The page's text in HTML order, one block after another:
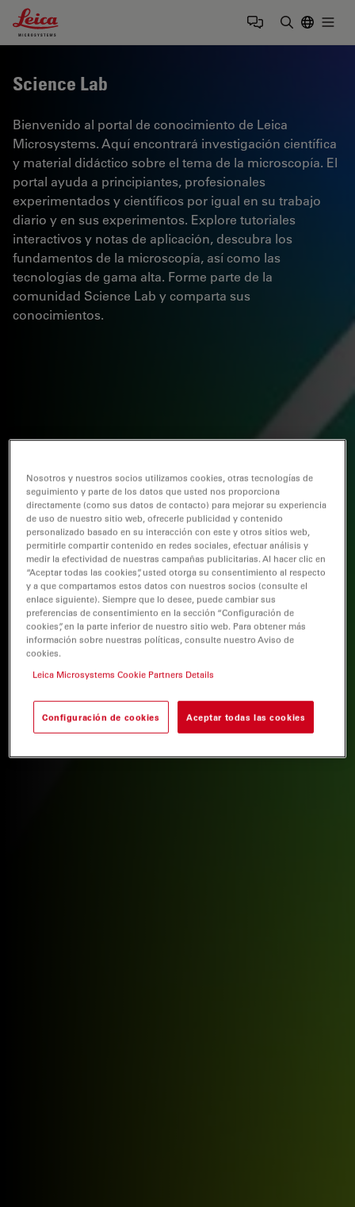
Leica Microsystems Logo
Science Lab
Bienvenido al portal de conocimiento de Leica
Microsystems. Aquí encontrará investigación científica
y material didáctico sobre el tema de la microscopía. El
portal ayuda a principiantes, profesionales
experimentados y científicos por igual en su trabajo
diario y en sus experimentos. Explore tutoriales
interactivos y notas de aplicación, descubra los
fundamentos de la microscopía, así como las
tecnologías de gama alta. Forme parte de la
comunidad Science Lab y comparta sus
conocimientos.
Nosotros y nuestros socios utilizamos cookies, otras tecnologías de
seguimiento y parte de los datos que usted nos proporciona
directamente (como sus datos de contacto) para mejorar su experiencia
de uso de nuestro sitio web, ofrecerle publicidad y contenido
personalizado basado en su interacción con este y otros sitios web,
permitirle compartir contenido en redes sociales, efectuar análisis y
medir la efectividad de nuestras campañas publicitarias. Al hacer clic en
“Aceptar todas las cookies”, usted otorga su consentimiento al respecto
y a que compartamos estos datos con nuestros socios (consulte el
enlace siguiente). Siempre que lo desee, puede cambiar sus
preferencias de consentimiento en la sección “Configuración de
cookies”, en la parte inferior de nuestro sitio web. Para obtener más
información sobre nuestras políticas, consulte nuestro Aviso de
cookies.
Leica Microsystems Cookie Partners Details
Configuración de cookies Aceptar todas las cookies